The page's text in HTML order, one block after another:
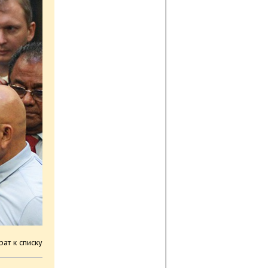
к списку